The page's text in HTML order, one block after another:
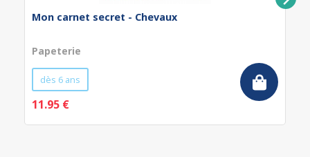
Mon carnet secret - Chevaux
Papeterie
dès 6 ans
11.95 €